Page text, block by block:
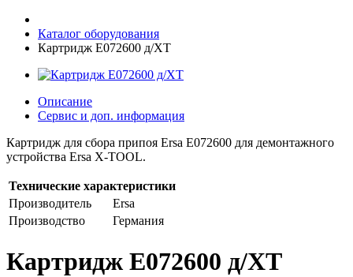
Каталог оборудования
Картридж E072600 д/XT
Описание
Сервис и доп. информация
Картридж для сбора припоя Ersa E072600 для демонтажного
устройства Ersa X-TOOL.
Технические характеристики
Производитель
Ersa
Производство
Германия
Картридж E072600 д/XT